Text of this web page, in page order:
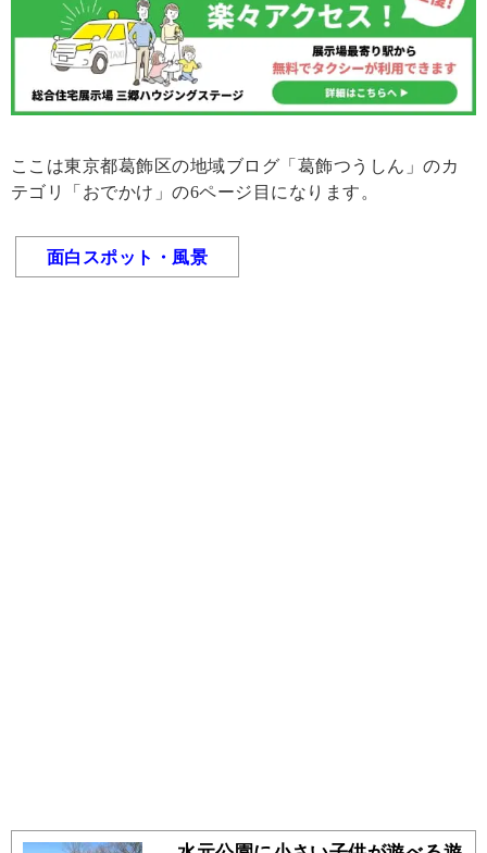
ここは東京都葛飾区の地域ブログ「葛飾つうしん」のカ
テゴリ「おでかけ」の6ページ目になります。
面白スポット・風景